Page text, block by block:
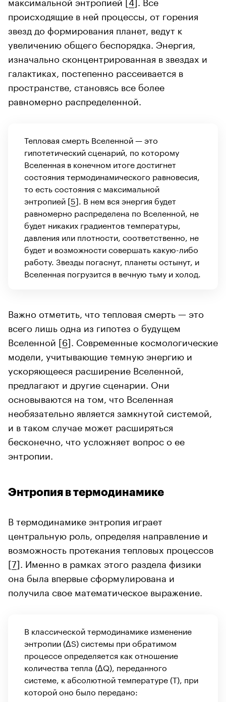
происходящие в ней процессы, от горения
звезд до формирования планет, ведут к
увеличению общего беспорядка. Энергия,
изначально сконцентрированная в звездах и
галактиках, постепенно рассеивается в
пространстве, становясь все более
равномерно распределенной.
Тепловая смерть Вселенной — это
гипотетический сценарий, по которому
Вселенная в конечном итоге достигнет
состояния термодинамического равновесия,
то есть состояния с максимальной
энтропией [5]. В нем вся энергия будет
равномерно распределена по Вселенной, не
будет никаких градиентов температуры,
давления или плотности, соответственно, не
будет и возможности совершать какую-либо
работу. Звезды погаснут, планеты остынут, и
Вселенная погрузится в вечную тьму и холод.
Важно отметить, что тепловая смерть — это
всего лишь одна из гипотез о будущем
Вселенной [6]. Современные космологические
модели, учитывающие темную энергию и
ускоряющееся расширение Вселенной,
предлагают и другие сценарии. Они
основываются на том, что Вселенная
необязательно является замкнутой системой,
и в таком случае может расширяться
бесконечно, что усложняет вопрос о ее
энтропии.
Энтропия в термодинамике
В термодинамике энтропия играет
центральную роль, определяя направление и
возможность протекания тепловых процессов
[7]. Именно в рамках этого раздела физики
она была впервые сформулирована и
получила свое математическое выражение.
В классической термодинамике изменение
энтропии (ΔS) системы при обратимом
процессе определяется как отношение
количества тепла (ΔQ), переданного
системе, к абсолютной температуре (T), при
которой оно было передано: